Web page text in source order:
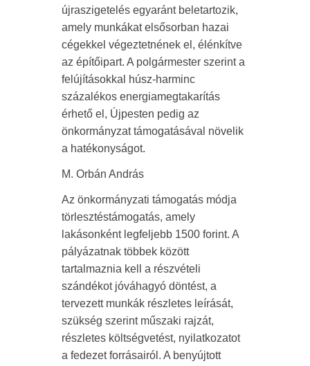
újraszigetelés egyaránt beletartozik,
amely munkákat elsősorban hazai
cégekkel végeztetnének el, élénkítve
az építőipart. A polgármester szerint a
felújításokkal húsz-harminc
százalékos energiamegtakarítás
érhető el, Újpesten pedig az
önkormányzat támogatásával növelik
a hatékonyságot.
M. Orbán András
Az önkormányzati támogatás módja
törlesztéstámogatás, amely
lakásonként legfeljebb 1500 forint. A
pályázatnak többek között
tartalmaznia kell a részvételi
szándékot jóváhagyó döntést, a
tervezett munkák részletes leírását,
szükség szerint műszaki rajzát,
részletes költségvetést, nyilatkozatot
a fedezet forrásairól. A benyújtott